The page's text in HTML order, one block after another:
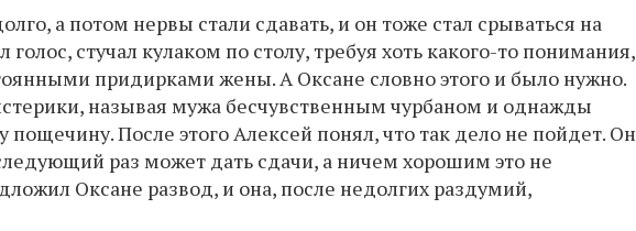
а потом нервы стали сдавать, и он тоже стал срываться на
стучал кулаком по столу, требуя хоть какого-то понимания,
придирками жены. А Оксане словно этого и было нужно.
называя мужа бесчувственным чурбаном и однажды
пощечину. После этого Алексей понял, что так дело не пойдет. Он
раз может дать сдачи, а ничем хорошим это не
Оксане развод, и она, после недолгих раздумий,